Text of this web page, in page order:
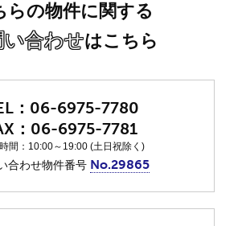
らの物件に関する
い合わせはこちら
06-6975-7780
06-6975-7781
間：10:00～19:00 (土日祝除く)
合わせ物件番号 No.29865